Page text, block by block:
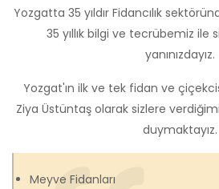
Yozgatta 35 yıldır Fidancılık
35 yıllık bilgi ve tecrübemiz ile
yanınızdayız.
Yozgat'ın ilk ve tek fidan ve
Ziya Üstüntaş olarak sizlere
duymaktayız.
Meyve Fidanları